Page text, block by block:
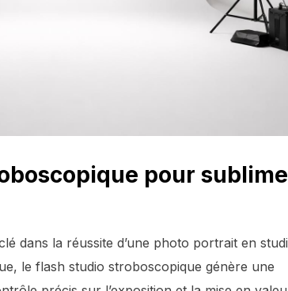
pour
dans la réussite d’une photo portrait en
le flash studio stroboscopique génère une